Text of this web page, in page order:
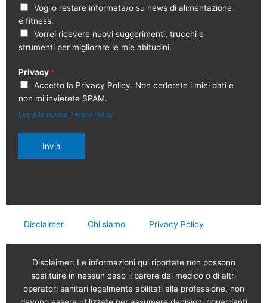
Voglio restare informata/o su news di alimentazione
e fitness.
Vorrei ricevere nuovi suggerimenti, trucchi e
strumenti per migliorare le mie abitudini.
Privacy *
Accetto la Privacy Policy. Non cederete i miei dati e
non mi invierete SPAM.
Leggi la nostra Privacy Policy
Invia
Disclaimer Chi siamo Privacy Policy
Disclaimer: Le informazioni qui riportate non possono
sostituire in nessun caso il parere del medico o di altri
operatori sanitari legalmente abilitati alla professione, non